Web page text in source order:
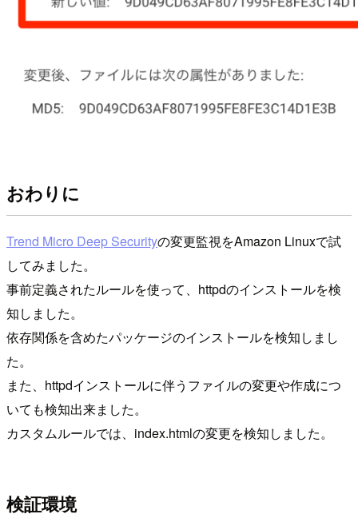
おわりに
Trend Micro Deep Securityの変更監視をAmazon Linuxで試
してみました。
事前定義されたルールを使って、httpdのインストールを検
知しました。
依存関係を含めたパッケージのインストールを検知しまし
た。
また、httpdインストールに伴うファイルの変更や作成につ
いても検知出来ました。
カスタムルールでは、index.htmlの変更を検知しました。
検証環境